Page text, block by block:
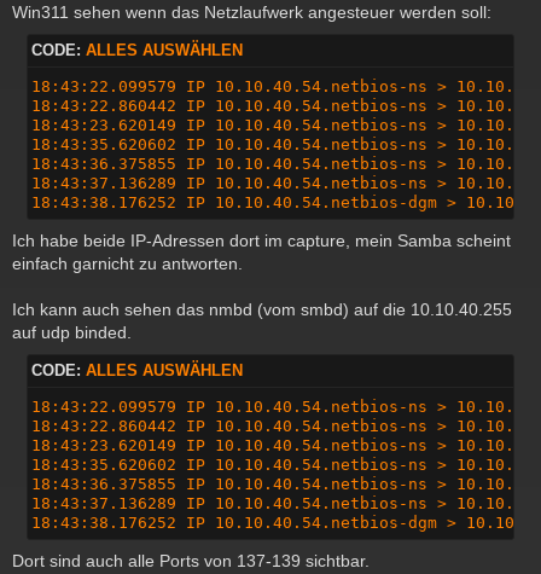
Win311 sehen wenn das Netzlaufwerk angesteuer werden soll:
CODE: ALLES AUSWÄHLEN
18:43:22.099579 IP 10.10.40.54.netbios-ns >
18:43:22.860442 IP 10.10.40.54.netbios-ns >
18:43:23.620149 IP 10.10.40.54.netbios-ns >
18:43:35.620602 IP 10.10.40.54.netbios-ns >
18:43:36.375855 IP 10.10.40.54.netbios-ns >
18:43:37.136289 IP 10.10.40.54.netbios-ns >
18:43:38.176252 IP 10.10.40.54.netbios-dgm >
Ich habe beide IP-Adressen dort im capture, mein Samba scheint
einfach garnicht zu antworten.
Ich kann auch sehen das nmbd (vom smbd) auf die 10.10.40.255
auf udp binded.
CODE: ALLES AUSWÄHLEN
18:43:22.099579 IP 10.10.40.54.netbios-ns >
18:43:22.860442 IP 10.10.40.54.netbios-ns >
18:43:23.620149 IP 10.10.40.54.netbios-ns >
18:43:35.620602 IP 10.10.40.54.netbios-ns >
18:43:36.375855 IP 10.10.40.54.netbios-ns >
18:43:37.136289 IP 10.10.40.54.netbios-ns >
18:43:38.176252 IP 10.10.40.54.netbios-dgm >
Dort sind auch alle Ports von 137-139 sichtbar.